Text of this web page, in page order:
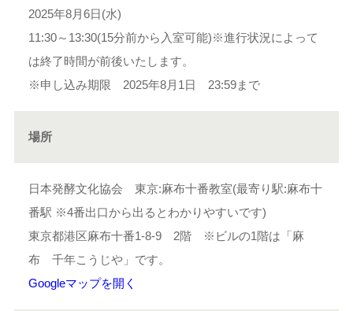
2025年8月6日(水)
11:30～13:30(15分前から入室可能)※進行状況によって
は終了時間が前後いたします。
※申し込み期限 2025年8月1日 23:59まで
場所
日本発酵文化協会 東京:麻布十番教室(最寄り駅:麻布十
番駅 ※4番出口から出るとわかりやすいです)
東京都港区麻布十番1-8-9 2階 ※ビルの1階は「麻
布 千年こうじや」です。
Googleマップを開く